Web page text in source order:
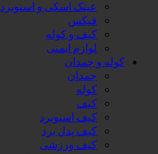
عینک اسکی و اسنوبرد
فیکس
کیف و کوله
لوازم ایمنی
کوله و چمدان
چمدان
کوله
کیف
کیف اسنوبرد
کیف پدل برد
کیف ورزشی